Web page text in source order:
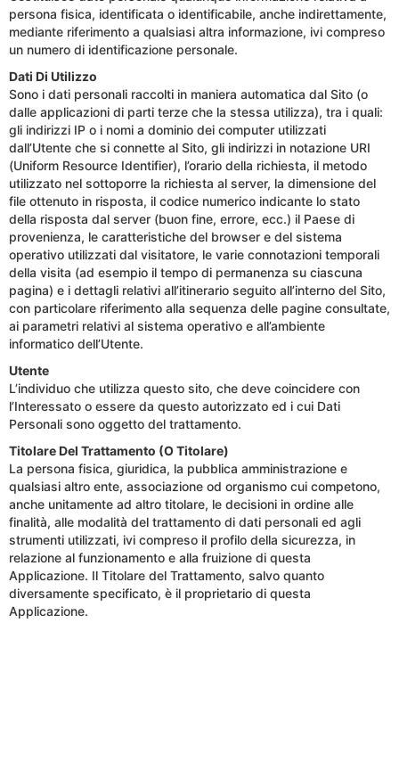
persona fisica, identificata o identificabile, anche indirettamente,
mediante riferimento a qualsiasi altra informazione, ivi compreso
un numero di identificazione personale.
Dati Di Utilizzo
Sono i dati personali raccolti in maniera automatica dal Sito (o
dalle applicazioni di parti terze che la stessa utilizza), tra i quali:
gli indirizzi IP o i nomi a dominio dei computer utilizzati
dall’Utente che si connette al Sito, gli indirizzi in notazione URI
(Uniform Resource Identifier), l’orario della richiesta, il metodo
utilizzato nel sottoporre la richiesta al server, la dimensione del
file ottenuto in risposta, il codice numerico indicante lo stato
della risposta dal server (buon fine, errore, ecc.) il Paese di
provenienza, le caratteristiche del browser e del sistema
operativo utilizzati dal visitatore, le varie connotazioni temporali
della visita (ad esempio il tempo di permanenza su ciascuna
pagina) e i dettagli relativi all’itinerario seguito all’interno del Sito,
con particolare riferimento alla sequenza delle pagine consultate,
ai parametri relativi al sistema operativo e all’ambiente
informatico dell’Utente.
Utente
L’individuo che utilizza questo sito, che deve coincidere con
l’Interessato o essere da questo autorizzato ed i cui Dati
Personali sono oggetto del trattamento.
Titolare Del Trattamento (O Titolare)
La persona fisica, giuridica, la pubblica amministrazione e
qualsiasi altro ente, associazione od organismo cui competono,
anche unitamente ad altro titolare, le decisioni in ordine alle
finalità, alle modalità del trattamento di dati personali ed agli
strumenti utilizzati, ivi compreso il profilo della sicurezza, in
relazione al funzionamento e alla fruizione di questa
Applicazione. Il Titolare del Trattamento, salvo quanto
diversamente specificato, è il proprietario di questa
Applicazione.